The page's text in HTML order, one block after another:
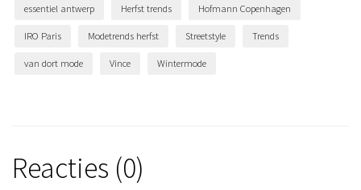
essentiel antwerp Herfst trends Hofmann Copenhagen
IRO Paris Modetrends herfst Streetstyle Trends
van dort mode Vince Wintermode
Reacties (0)